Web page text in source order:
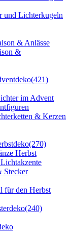
und Lichterkugeln
& Anlässe
&
(421)
im Advent
& Kerzen
(270)
Herbst
Stecker
für den Herbst
(240)